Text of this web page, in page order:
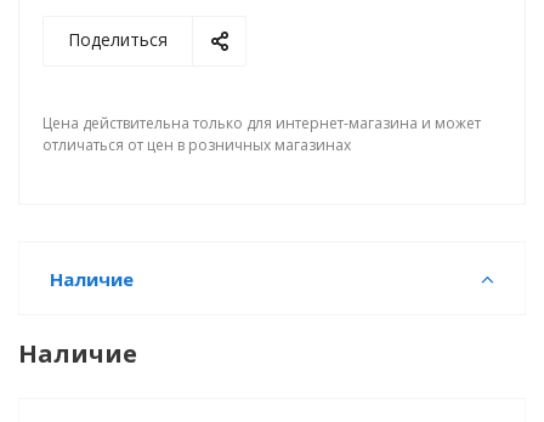
Поделиться
Цена действительна только для интернет-магазина и может
отличаться от цен в розничных магазинах
Наличие
Наличие